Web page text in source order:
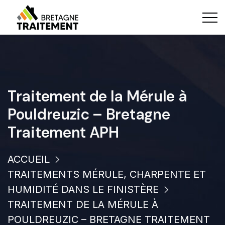
Traitement de la Mérule à
Pouldreuzic – Bretagne
Traitement APH
ACCUEIL
TRAITEMENTS MÉRULE, CHARPENTE ET
HUMIDITÉ DANS LE FINISTÈRE
TRAITEMENT DE LA MÉRULE À
POULDREUZIC – BRETAGNE TRAITEMENT